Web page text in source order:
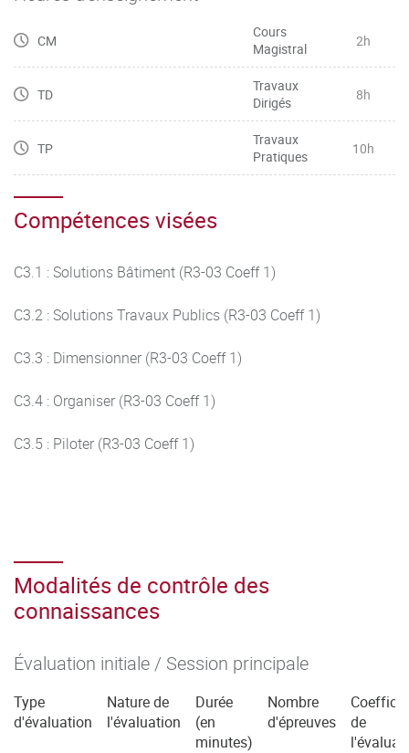
CM
Cours
Magistral
2h
TD
Travaux
Dirigés
8h
TP
Travaux
Pratiques
10h
Compétences visées
C3.1 : Solutions Bâtiment (R3-03 Coeff 1)
C3.2 : Solutions Travaux Publics (R3-03 Coeff 1)
C3.3 : Dimensionner (R3-03 Coeff 1)
C3.4 : Organiser (R3-03 Coeff 1)
C3.5 : Piloter (R3-03 Coeff 1)
Modalités de contrôle des
connaissances
Évaluation initiale / Session principale
Type
d'évaluation
Nature de
l'évaluation
Durée
(en
minutes)
Nombre
d'épreuves
de